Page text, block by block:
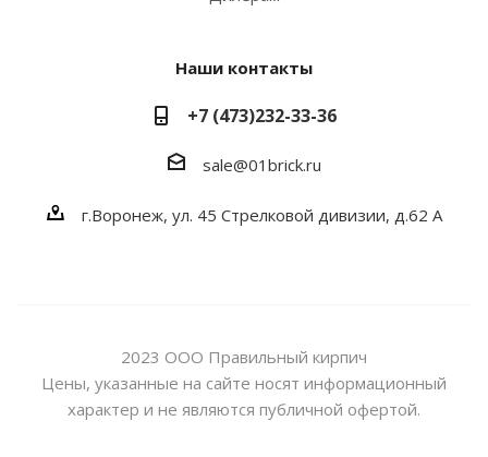
Наши контакты
+7 (473)232-33-36
sale@01brick.ru
г.Воронеж, ул. 45 Стрелковой дивизии, д.62 А
2023 ООО Правильный кирпич
Цены, указанные на сайте носят информационный
характер и не являются публичной офертой.